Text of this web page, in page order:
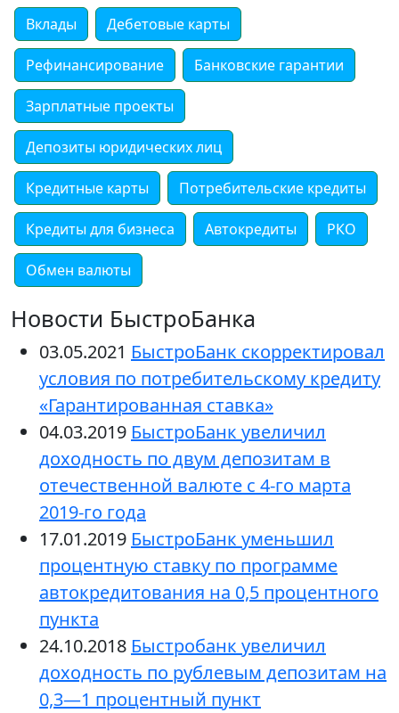
Вклады Дебетовые карты
Рефинансирование Банковские гарантии
Зарплатные проекты
Депозиты юридических лиц
Кредитные карты Потребительские кредиты
Кредиты для бизнеса Автокредиты РКО
Обмен валюты
Новости БыстроБанка
03.05.2021 БыстроБанк скорректировал
условия по потребительскому кредиту
«Гарантированная ставка»
04.03.2019 БыстроБанк увеличил
доходность по двум депозитам в
отечественной валюте с 4-го марта
2019-го года
17.01.2019 БыстроБанк уменьшил
процентную ставку по программе
автокредитования на 0,5 процентного
пункта
24.10.2018 Быстробанк увеличил
доходность по рублевым депозитам на
0,3—1 процентный пункт